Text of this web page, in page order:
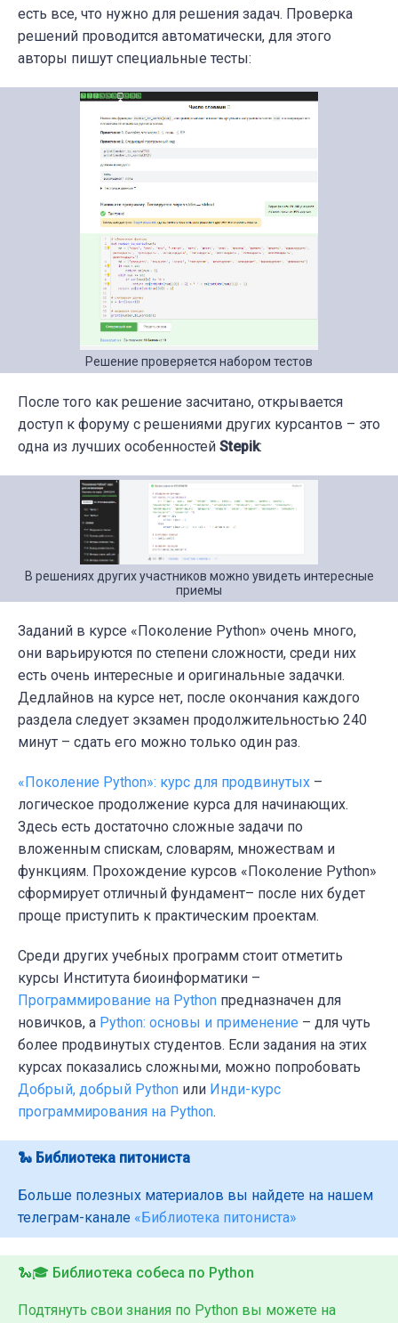
есть все, что нужно для решения задач. Проверка
решений проводится автоматически, для этого
авторы пишут специальные тесты:
Решение проверяется набором тестов
После того как решение засчитано, открывается
доступ к форуму с решениями других курсантов – это
одна из лучших особенностей Stepik:
В решениях других участников можно увидеть интересные
приемы
Заданий в курсе «Поколение Python» очень много,
они варьируются по степени сложности, среди них
есть очень интересные и оригинальные задачки.
Дедлайнов на курсе нет, после окончания каждого
раздела следует экзамен продолжительностью 240
минут – сдать его можно только один раз.
«Поколение Python»: курс для продвинутых –
логическое продолжение курса для начинающих.
Здесь есть достаточно сложные задачи по
вложенным спискам, словарям, множествам и
функциям. Прохождение курсов «Поколение Python»
сформирует отличный фундамент– после них будет
проще приступить к практическим проектам.
Среди других учебных программ стоит отметить
курсы Института биоинформатики –
Программирование на Python предназначен для
новичков, а Python: основы и применение – для чуть
более продвинутых студентов. Если задания на этих
курсах показались сложными, можно попробовать
Добрый, добрый Python или Инди-курс
программирования на Python.
🐍 Библиотека питониста
Больше полезных материалов вы найдете на нашем
телеграм-канале «Библиотека питониста»
🐍🎓 Библиотека собеса по Python
Подтянуть свои знания по Python вы можете на